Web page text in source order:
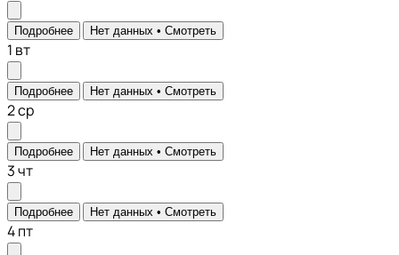
Подробнее Нет данных • Смотреть
1 вт
Подробнее Нет данных • Смотреть
2ср
Подробнее Нет данных • Смотреть
3чт
Подробнее Нет данных • Смотреть
4пт